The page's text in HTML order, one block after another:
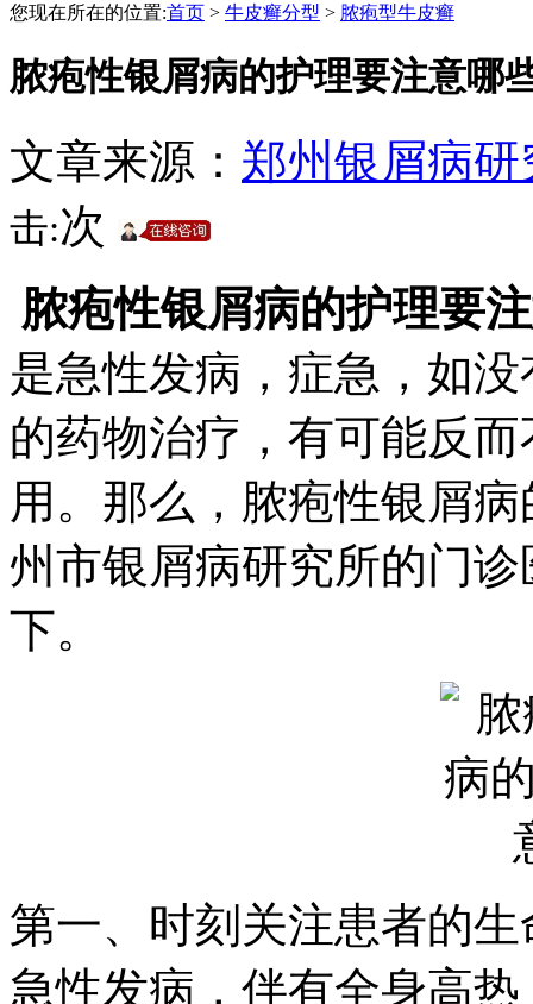
您现在所在的位置:首页 > 牛皮癣分型 > 脓疱型牛皮癣
脓疱性银屑病的护理要注意哪
文章来源： 郑州银屑病研
击:次
脓疱性银屑病的护理要
是急性发病，症急，如
的药物治疗，有可能反
用。那么，脓疱性银屑
州市银屑病研究所的门
下。
第一、时刻关注患者的
急性发病，伴有全身高